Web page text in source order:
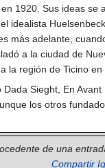
1920. Sus ideas
idealista
más adelante,
a la ciudad de
la región de Ticino en
Sieght, En
los otros
de una
Compartir